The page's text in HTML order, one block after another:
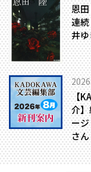
恩
連
井
【
介
ー
さん